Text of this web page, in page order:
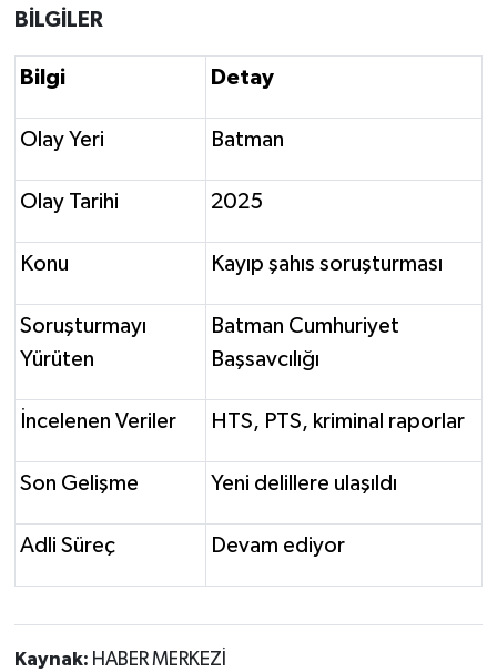
BİLGİLER
Bilgi Detay
Olay Yeri Batman
Olay Tarihi 2025
Konu Kayıp şahıs soruşturması
Soruşturmayı
Yürüten
Batman Cumhuriyet
Başsavcılığı
İncelenen Veriler HTS, PTS, kriminal raporlar
Son Gelişme Yeni delillere ulaşıldı
Adli Süreç Devam ediyor
Kaynak: HABER MERKEZİ